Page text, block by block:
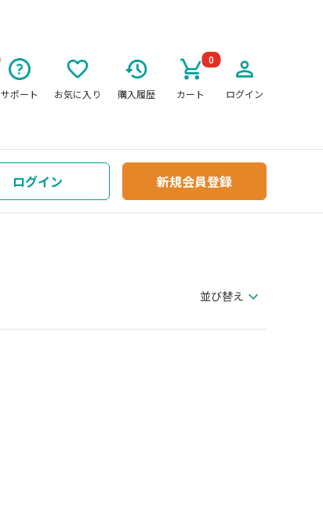
サポート お気に入り 購入履歴 カート
0
ログイン
ログイン 新規会員登録
並び替え